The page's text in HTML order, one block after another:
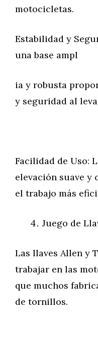
motocicletas.
Estabilidad y
una base ampl
ia y robusta
y seguridad al
Facilidad de Uso:
elevación suave
el trabajo más
Juego de
Las llaves Allen y
trabajar en las
que muchos
de tornillos.